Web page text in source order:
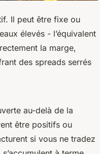
Il peut être fixe ou
élevés - l’équivalent
la marge,
des spreads serrés
au-delà de la
être positifs ou
si vous ne tradez